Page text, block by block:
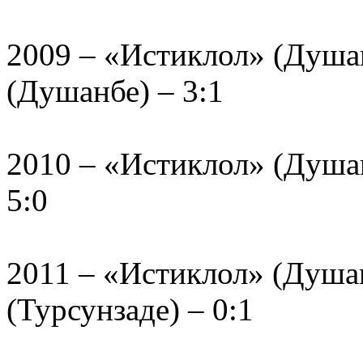
2009 – «Истиклол»
(Душанбе) – 3:1
2010 – «Истиклол»
5:0
2011 – «Истиклол»
(Турсунзаде) – 0:1